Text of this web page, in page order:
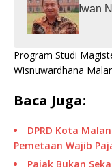
Iwan
Program Studi
Wisnuwardhana
Baca Juga:
DPRD Kota
Pemetaan Wajib
Pajak Bukan